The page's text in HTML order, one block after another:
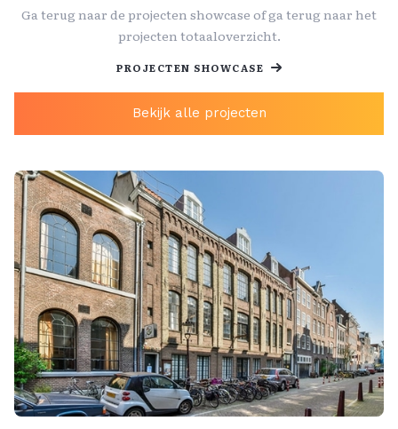
Ga terug naar de projecten showcase of ga terug naar het
projecten totaaloverzicht.
PROJECTEN SHOWCASE
Bekijk alle projecten